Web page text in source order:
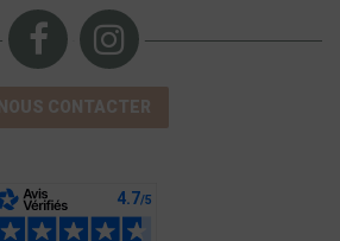
NOUS CONTACTER